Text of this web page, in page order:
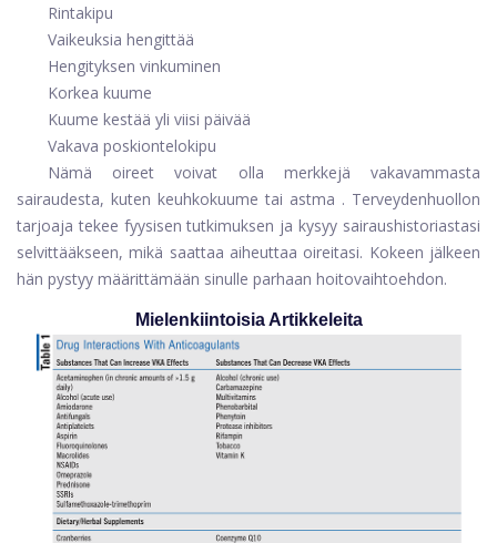
Rintakipu
Vaikeuksia hengittää
Hengityksen vinkuminen
Korkea kuume
Kuume kestää yli viisi päivää
Vakava poskiontelokipu
Nämä oireet voivat olla merkkejä vakavammasta
sairaudesta, kuten keuhkokuume tai astma . Terveydenhuollon
tarjoaja tekee fyysisen tutkimuksen ja kysyy sairaushistoriastasi
selvittääkseen, mikä saattaa aiheuttaa oireitasi. Kokeen jälkeen
hän pystyy määrittämään sinulle parhaan hoitovaihtoehdon.
Mielenkiintoisia Artikkeleita